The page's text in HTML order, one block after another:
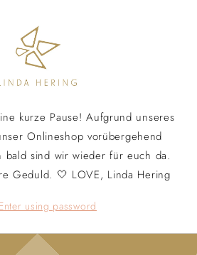
kurze Pause! Aufgrund unseres
Onlineshop vorübergehend
bald sind wir wieder für euch da.
Geduld. 🤍 LOVE, Linda Hering
Enter using password